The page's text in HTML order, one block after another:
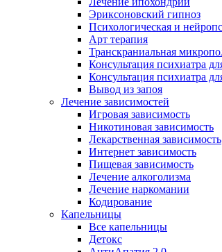
Эриксоновский гипноз
Психологическая и
Арт терапия
Транскраниальная
Консультация психиатра
Консультация психиатра
Вывод из запоя
Лечение зависимостей
Игровая зависимость
Никотиновая зависимость
Лекарственная зависимость
Интернет зависимость
Пищевая зависимость
Лечение алкоголизма
Лечение наркомании
Кодирование
Капельницы
Все капельницы
Детокс